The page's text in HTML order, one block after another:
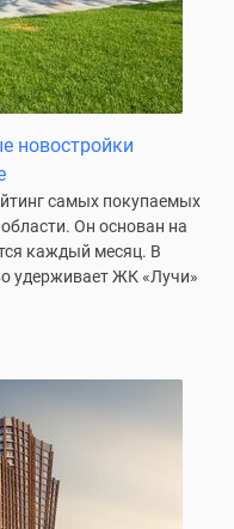
новостройки
самых покупаемых
Он основан на
каждый месяц. В
удерживает ЖК «Лучи»